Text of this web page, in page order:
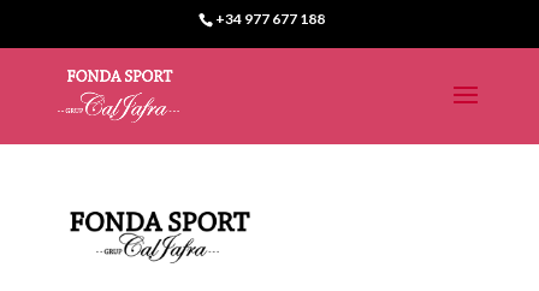
+34 977 677 188